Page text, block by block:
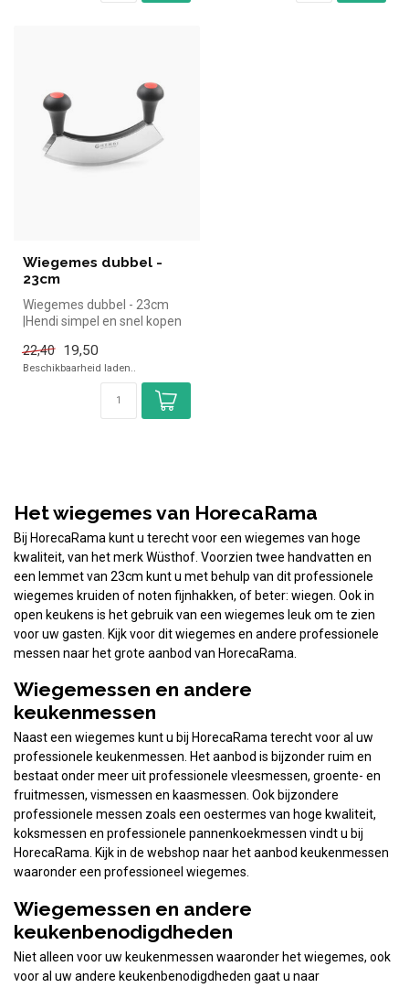
Wiegemes dubbel -
23cm
Wiegemes dubbel - 23cm
|Hendi simpel en snel kopen
Overzichte...
22,40 19,50
Beschikbaarheid laden..
Het wiegemes van HorecaRama
Bij HorecaRama kunt u terecht voor een wiegemes van hoge
kwaliteit, van het merk Wüsthof. Voorzien twee handvatten en
een lemmet van 23cm kunt u met behulp van dit professionele
wiegemes kruiden of noten fijnhakken, of beter: wiegen. Ook in
open keukens is het gebruik van een wiegemes leuk om te zien
voor uw gasten. Kijk voor dit wiegemes en andere professionele
messen naar het grote aanbod van HorecaRama.
Wiegemessen en andere
keukenmessen
Naast een wiegemes kunt u bij HorecaRama terecht voor al uw
professionele keukenmessen. Het aanbod is bijzonder ruim en
bestaat onder meer uit professionele vleesmessen, groente- en
fruitmessen, vismessen en kaasmessen. Ook bijzondere
professionele messen zoals een oestermes van hoge kwaliteit,
koksmessen en professionele pannenkoekmessen vindt u bij
HorecaRama. Kijk in de webshop naar het aanbod keukenmessen
waaronder een professioneel wiegemes.
Wiegemessen en andere
keukenbenodigdheden
Niet alleen voor uw keukenmessen waaronder het wiegemes, ook
voor al uw andere keukenbenodigdheden gaat u naar